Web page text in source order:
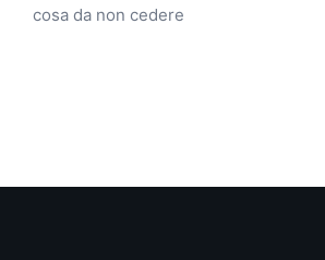
cosa da non cedere